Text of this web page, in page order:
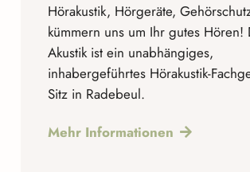
Hörakustik, Hörgeräte,
kümmern uns um Ihr gutes Hören!
Akustik ist ein unabhängiges,
inhabergeführtes Hörakustik-
Sitz in Radebeul.
Mehr Informationen